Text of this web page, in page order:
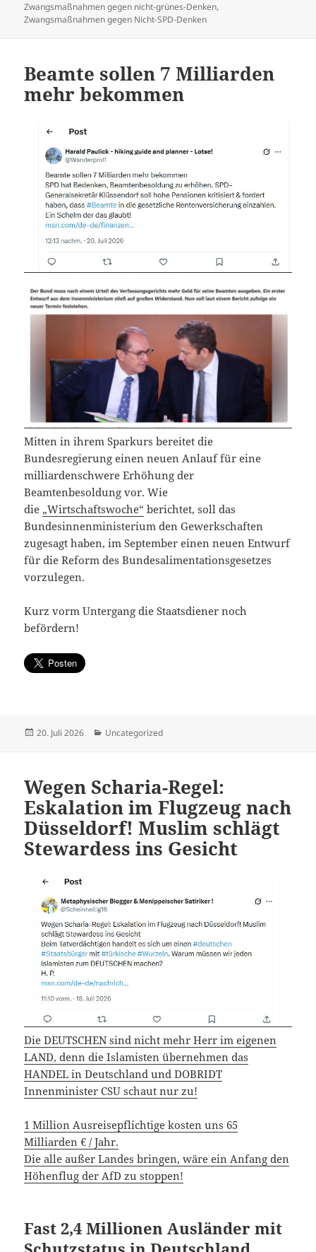
Zwangsmaßnahmen gegen nicht-grünes-Denken,
Zwangsmaßnahmen gegen Nicht-SPD-Denken
Beamte sollen 7 Milliarden
mehr bekommen
Mitten in ihrem Sparkurs bereitet die
Bundesregierung einen neuen Anlauf für eine
milliardenschwere Erhöhung der
Beamtenbesoldung vor. Wie
die „Wirtschaftswoche“ berichtet, soll das
Bundesinnenministerium den Gewerkschaften
zugesagt haben, im September einen neuen Entwurf
für die Reform des Bundesalimentationsgesetzes
vorzulegen.
Kurz vorm Untergang die Staatsdiener noch
befördern!
Veröffentlicht
20. Juli 2026 Kategorien
Uncategorized
Wegen Scharia-Regel:
Eskalation im Flugzeug nach
Düsseldorf! Muslim schlägt
Stewardess ins Gesicht
Die DEUTSCHEN sind nicht mehr Herr im eigenen
LAND, denn die Islamisten übernehmen das
HANDEL in Deutschland und DOBRIDT
Innenminister CSU schaut nur zu!
1 Million Ausreisepflichtige kosten uns 65
Milliarden € / Jahr.
Die alle außer Landes bringen, wäre ein Anfang den
Höhenflug der AfD zu stoppen!
Fast 2,4 Millionen Ausländer mit